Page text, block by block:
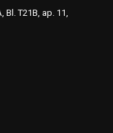
Bl. T21B, ap. 11,